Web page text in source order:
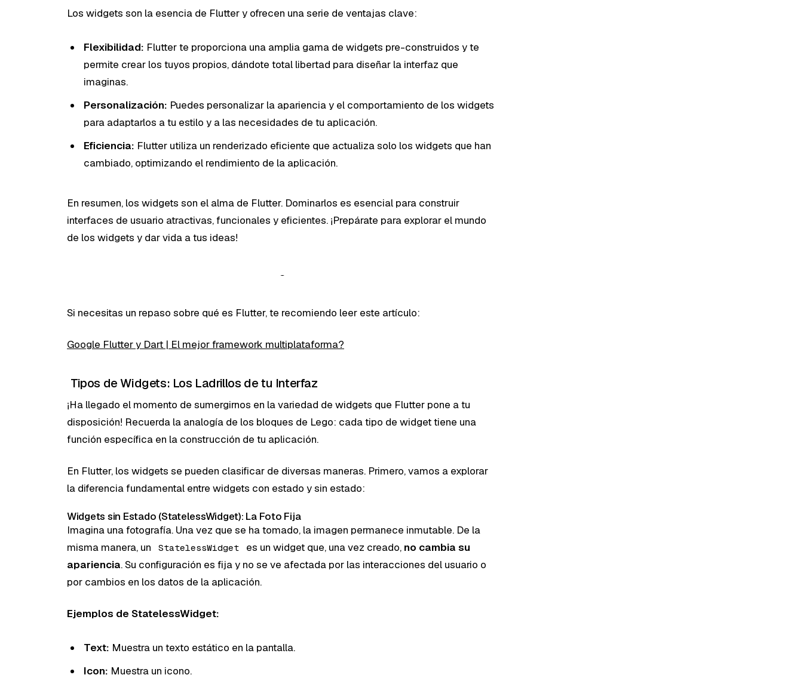
Los widgets son la esencia de Flutter y ofrecen una serie de ventajas clave:
Flexibilidad: Flutter te proporciona una amplia gama de widgets pre-construidos y te
permite crear los tuyos propios, dándote total libertad para diseñar la interfaz que
imaginas.
Personalización: Puedes personalizar la apariencia y el comportamiento de los widgets
para adaptarlos a tu estilo y a las necesidades de tu aplicación.
Eficiencia: Flutter utiliza un renderizado eficiente que actualiza solo los widgets que han
cambiado, optimizando el rendimiento de la aplicación.
En resumen, los widgets son el alma de Flutter. Dominarlos es esencial para construir
interfaces de usuario atractivas, funcionales y eficientes. ¡Prepárate para explorar el mundo
de los widgets y dar vida a tus ideas!
Si necesitas un repaso sobre qué es Flutter, te recomiendo leer este artículo:
Google Flutter y Dart | El mejor framework multiplataforma?
Tipos de Widgets: Los Ladrillos de tu Interfaz
¡Ha llegado el momento de sumergirnos en la variedad de widgets que Flutter pone a tu
disposición! Recuerda la analogía de los bloques de Lego: cada tipo de widget tiene una
función específica en la construcción de tu aplicación.
En Flutter, los widgets se pueden clasificar de diversas maneras. Primero, vamos a explorar
la diferencia fundamental entre widgets con estado y sin estado:
Widgets sin Estado (StatelessWidget): La Foto Fija
Imagina una fotografía. Una vez que se ha tomado, la imagen permanece inmutable. De la
misma manera, un
StatelessWidget es un widget que, una vez creado, no cambia su
apariencia. Su configuración es fija y no se ve afectada por las interacciones del usuario o
por cambios en los datos de la aplicación.
Ejemplos de StatelessWidget:
Text: Muestra un texto estático en la pantalla.
Icon: Muestra un icono.